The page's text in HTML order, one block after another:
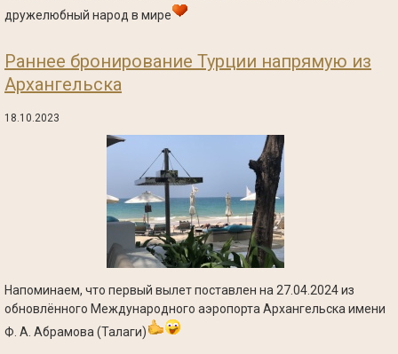
дружелюбный народ в мире
Раннее бронирование Турции напрямую из
Архангельска
18.10.2023
Напоминаем, что первый вылет поставлен на 27.04.2024 из
обновлённого Международного аэропорта Архангельска имени
Ф. А. Абрамова (Талаги)